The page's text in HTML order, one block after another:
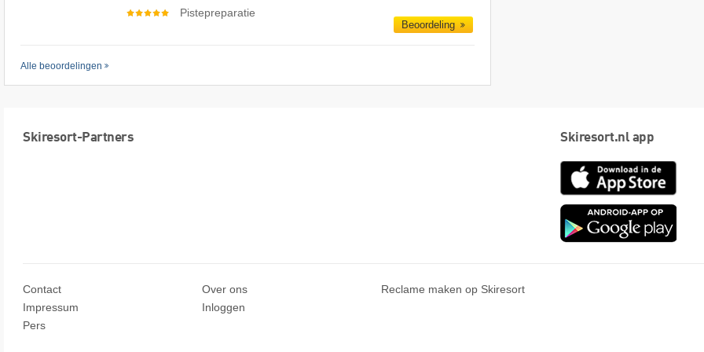
Pistepreparatie
Beoordeling
Alle beoordelingen
Skiresort-Partners Skiresort.nl app
App
Contact
Impressum
Pers
Over ons
Inloggen
Reclame maken op Skiresort